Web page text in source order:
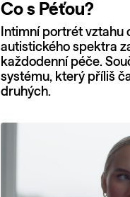
Co s Péťou?
Intimní portrét vztahu
autistického spektra
každodenní péče.
systému, který příliš
druhých.